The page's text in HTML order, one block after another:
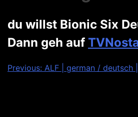
du willst Bionic Six
Dann geh auf
Beitragsnavigation
Previous: ALF | german / deutsch